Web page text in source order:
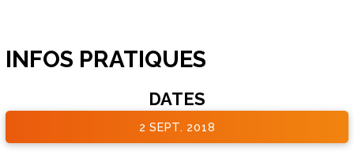
INFOS PRATIQUES
DATES
2 SEPT. 2018